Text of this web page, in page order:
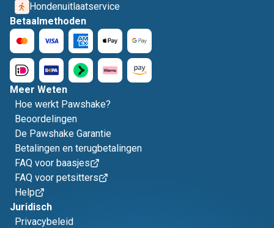
Hondenuitlaatservice
Betaalmethoden
Meer Weten
Hoe werkt Pawshake?
Beoordelingen
De Pawshake Garantie
Betalingen en terugbetalingen
FAQ voor baasjes
FAQ voor petsitters
Help
Juridisch
Privacybeleid